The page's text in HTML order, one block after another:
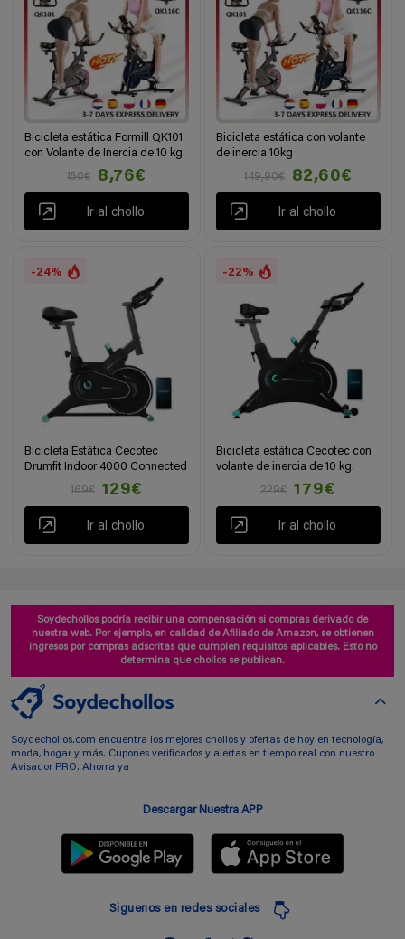
Bicicleta estática Formill QK101
con Volante de Inercia de 10 kg
150€
8,76€
Ir al chollo
Bicicleta estática con volante
de inercia 10kg
149,90€
82,60€
Ir al chollo
-24%
Bicicleta Estática Cecotec
Drumfit Indoor 4000 Connected
169€
129€
Ir al chollo
-22%
Bicicleta estática Cecotec con
volante de inercia de 10 kg.
229€
179€
Ir al chollo
Soydechollos podría recibir una compensación si compras derivado de
nuestra web. Por ejemplo, en calidad de Afiliado de Amazon, se obtienen
ingresos por compras adscritas que cumplen requisitos aplicables. Esto no
determina que chollos se publican.
Soydechollos.com encuentra los mejores chollos y ofertas de hoy en tecnología,
moda, hogar y más. Cupones verificados y alertas en tiempo real con nuestro
Avisador PRO. Ahorra ya
Descargar Nuestra APP
Siguenos en redes sociales